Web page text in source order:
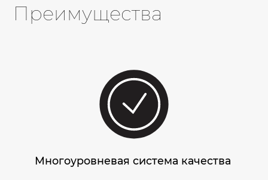
Преимущества
Многоуровневая система качества